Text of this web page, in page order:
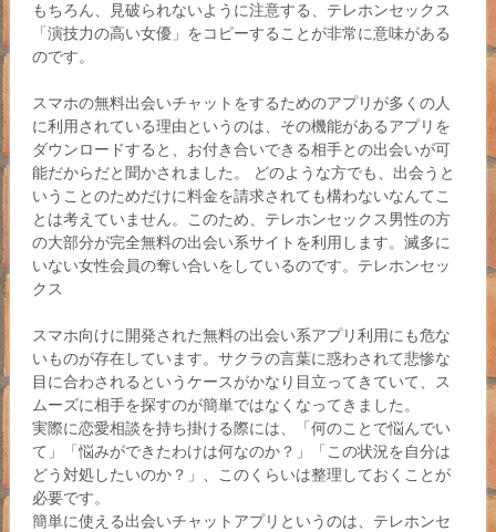
もちろん、見破られないように注意する、テレホンセックス
「演技力の高い女優」をコピーすることが非常に意味がある
のです。
スマホの無料出会いチャットをするためのアプリが多くの人
に利用されている理由というのは、その機能があるアプリを
ダウンロードすると、お付き合いできる相手との出会いが可
能だからだと聞かされました。 どのような方でも、出会うと
いうことのためだけに料金を請求されても構わないなんてこ
とは考えていません。このため、テレホンセックス男性の方
の大部分が完全無料の出会い系サイトを利用します。滅多に
いない女性会員の奪い合いをしているのです。テレホンセッ
クス
スマホ向けに開発された無料の出会い系アプリ利用にも危な
いものが存在しています。サクラの言葉に惑わされて悲惨な
目に合わされるというケースがかなり目立ってきていて、ス
ムーズに相手を探すのが簡単ではなくなってきました。
実際に恋愛相談を持ち掛ける際には、「何のことで悩んでい
て」「悩みができたわけは何なのか？」「この状況を自分は
どう対処したいのか？」、このくらいは整理しておくことが
必要です。
簡単に使える出会いチャットアプリというのは、テレホンセ